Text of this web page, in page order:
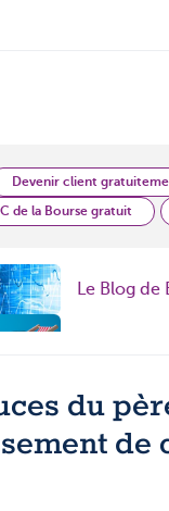
Devenir client
de la Bourse gratuit
Le Blog de
Topic
du
de